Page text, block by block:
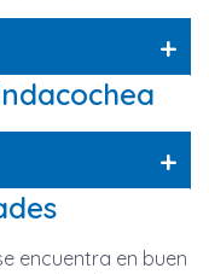
+
+
encuentra en buen